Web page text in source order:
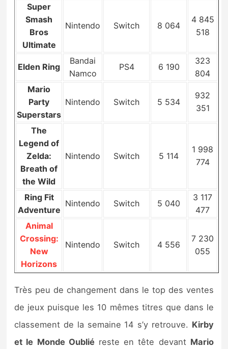
Super
Smash
Bros
Ultimate
Nintendo Switch 8 064
4 845
518
Elden Ring
Bandai
Namco
PS4 6 190
323
804
Mario
Party
Superstars
Nintendo Switch 5 534
932
351
The
Legend of
Zelda:
Breath of
the Wild
Nintendo Switch 5 114
1 998
774
Ring Fit
Adventure
Nintendo Switch 5 040
3 117
477
Animal
Crossing:
New
Horizons
Nintendo Switch 4 556
7 230
055
Très peu de changement dans le top des ventes
de jeux puisque les 10 mêmes titres que dans le
classement de la semaine 14 s’y retrouve. Kirby
et le Monde Oubliéreste en tête devant Mario